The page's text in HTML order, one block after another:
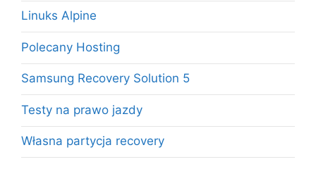
Linuks Alpine
Polecany Hosting
Samsung Recovery Solution 5
Testy na prawo jazdy
Własna partycja recovery